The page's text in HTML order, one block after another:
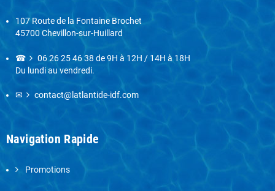
107 Route de la Fontaine Brochet
45700 Chevillon-sur-Huillard
☎ 06 26 25 46 38 de 9H à 12H / 14H à 18H
Du lundi au vendredi.
✉ contact@latlantide-idf.com
Navigation Rapide
Promotions